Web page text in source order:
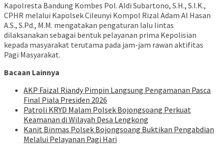
Kapolresta Bandung Kombes Pol. Aldi Subartono, S.H., S.I.K.,
CPHR melalui Kapolsek Cileunyi Kompol Rizal Adam Al Hasan
A.S., S.Pd., M.M. mengatakan pengaturan lalu lintas
dilaksanakan sebagai bentuk pelayanan prima Kepolisian
kepada masyarakat terutama pada jam-jam rawan aktifitas
Pagi Masyarakat.
Bacaan Lainnya
AKP Faizal Riandy Pimpin Langsung Pengamanan Pasca
Final Piala Presiden 2026
Patroli KRYD Malam Polsek Bojongsoang Perkuat
Keamanan di Wilayah Desa Lengkong
Kanit Binmas Polsek Bojongsoang Buktikan Pengabdian
Melalui Pelayanan Pagi Hari